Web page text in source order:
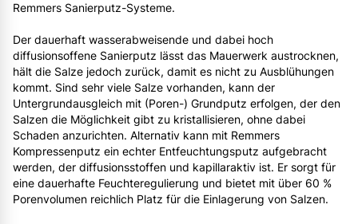
Remmers Sanierputz-Systeme.
Der dauerhaft wasserabweisende und dabei hoch
diffusionsoffene Sanierputz lässt das Mauerwerk austrocknen,
hält die Salze jedoch zurück, damit es nicht zu Ausblühungen
kommt. Sind sehr viele Salze vorhanden, kann der
Untergrundausgleich mit (Poren-) Grundputz erfolgen, der den
Salzen die Möglichkeit gibt zu kristallisieren, ohne dabei
Schaden anzurichten. Alternativ kann mit Remmers
Kompressenputz ein echter Entfeuchtungsputz aufgebracht
werden, der diffusionsstoffen und kapillaraktiv ist. Er sorgt für
eine dauerhafte Feuchteregulierung und bietet mit über 60 %
Porenvolumen reichlich Platz für die Einlagerung von Salzen.